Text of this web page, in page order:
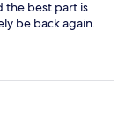
the best part is
be back again.